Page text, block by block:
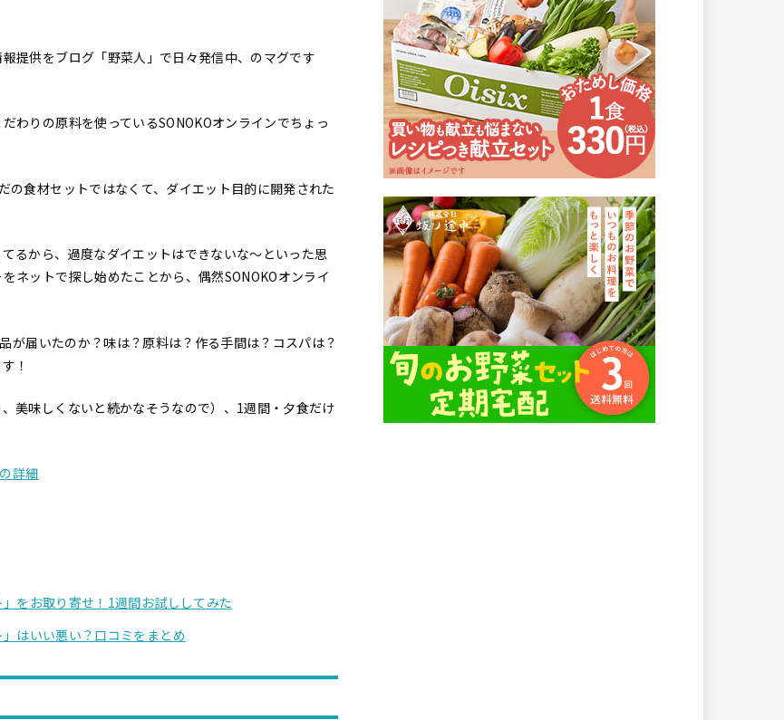
提供をブログ「野菜人」で日々発信中、のマグです
わりの原料を使っているSONOKOオンラインでちょっ
食材セットではなくて、ダイエット目的に開発された
るから、過度なダイエットはできないな〜といった思
ネットで探し始めたことから、偶然SONOKOオンライ
が届いたのか？味は？原料は？作る手間は？コスパは？
！
美味しくないと続かなそうなので）、1週間・夕食だけ
詳細
をお取り寄せ！1週間お試ししてみた
はいい悪い？口コミをまとめ